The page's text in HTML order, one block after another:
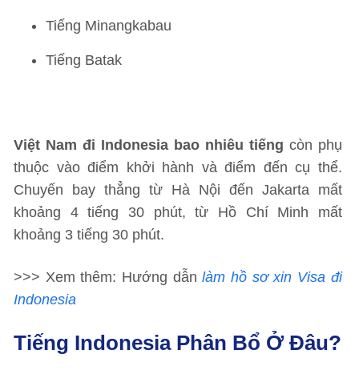
Tiếng Minangkabau
Tiếng Batak
Việt Nam đi Indonesia bao nhiêu tiếng còn phụ
thuộc vào điểm khởi hành và điểm đến cụ thể.
Chuyến bay thẳng từ Hà Nội đến Jakarta mất
khoảng 4 tiếng 30 phút, từ Hồ Chí Minh mất
khoảng 3 tiếng 30 phút.
>>> Xem thêm: Hướng dẫnlàm hồ sơ xin Visa đi
Indonesia
Tiếng Indonesia Phân Bổ Ở Đâu?